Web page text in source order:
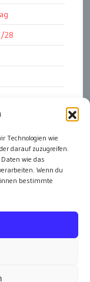
Technologien wie
darauf zuzugreifen.
wie das
Wenn du
bestimmte
28